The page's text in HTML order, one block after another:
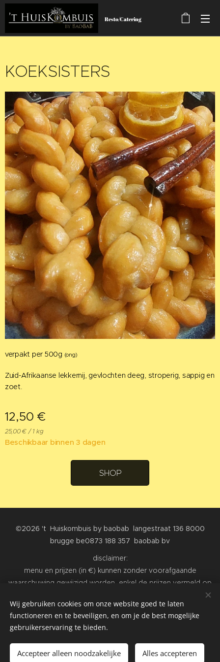
Resto/Catering
KOEKSISTERS
verpakt per 500g (ong)
Zuid-Afrikaanse lekkernij, gevlochten deeg, stroperig, sappig en
zoet.
12,50 €
25,00 € / 1 kg
Beschikbaar binnen 3 dagen
SHOP
©2026 't Huiskombuis by baobab langestraat 136 8000
brugge be0873 188 357 baobab bv
disclaimer:
menu en prijzen (in €) kunnen zonder voorafgaande
waarschuwing gewijzigd worden, enkel de prijzen vermeld op
de prijslijsten en kaartjes in de fysieke winkel of restaurant zijn
van toepassing. Alle afbeeldingen zijn niet bindend, produkten
kunnen hiervan afwijken
Wij gebruiken cookies om onze website goed te laten
functioneren en te beveiligen, en om je de best mogelijke
gebruikerservaring te bieden.
Accepteer alleen noodzakelijke Alles accepteren